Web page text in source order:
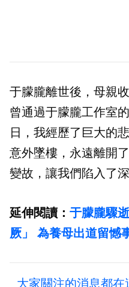
于朦朧離世後，母親
曾通過于朦朧工作室
日，我經歷了巨大的
意外墜樓，永遠離開
變故，讓我們陷入了
延伸閱讀： 于朦朧驟
厥」 為養母出道留憾
大家關注的消息都